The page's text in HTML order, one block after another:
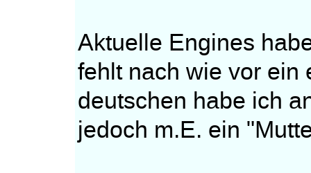
Aktuelle Engines
fehlt nach wie vor
deutschen habe ich
jedoch m.E. ein